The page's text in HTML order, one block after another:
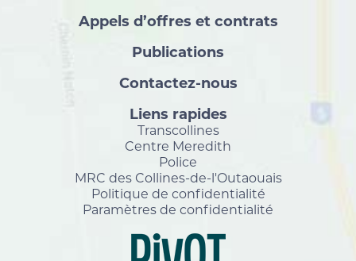
Appels d’offres et contrats
Publications
Contactez-nous
Liens rapides
Transcollines
Centre Meredith
Police
MRC des Collines-de-l'Outaouais
Politique de confidentialité
Paramètres de confidentialité